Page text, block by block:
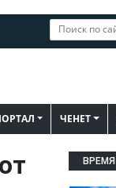
ЧЕНЕТ